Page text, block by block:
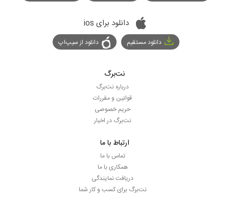
دانلود برای ios
دانلود مستقیم دانلود از سیپ‌اپ
نت‌برگ
درباره نت‌برگ
قوانین و مقررات
حریم خصوصی
نت‌برگ در اخبار
ارتباط با ما
تماس با ما
همکاری با ما
دریافت نمایندگی
نت‌برگ برای کسب و کار شما